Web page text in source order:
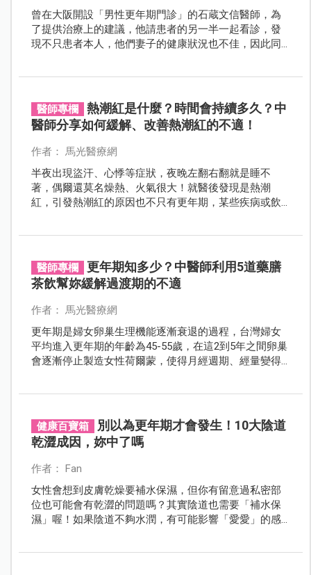
曾在大阪開設「男性更年期門診」的石蔵文信醫師，為
了提供治療上的建議，他請患者的另一半一起看診，發
現不只患者本人，他們妻子的健康狀況也不佳，因此同
成的》（八方出版）一書，雖然語出驚人，但在日本社
會獲得滿滿迴響，甚至於還衍生出相對詞「妻源病」，
讓不甘示弱的老公們也提出反擊。另一半果真是現代人
壓力最大的來源嗎？
醫師專欄
熱潮紅是什麼？時間會持續多久？中
醫師分享如何緩解、改善熱潮紅的不適！
作者： 馬光醫療網
半夜出現盜汗、心悸等症狀，夜晚左翻右翻就是睡不
著，偶爾還莫名燥熱、火氣很大！就醫後發現是熱潮
紅，引發熱潮紅的原因也不只有更年期，某些疾病或飲
醫師專欄
更年期知多少？中醫師利用5道藥膳
茶飲幫妳緩解過渡期的不適
作者： 馬光醫療網
更年期是婦女卵巢生理機能逐漸衰退的過程，台灣婦女
平均進入更年期的年齡為45-55歲，在這2到5年之間卵巢
會逐漸停止製造女性荷爾蒙，使得月經週期、經量變得
健康百寶箱
別以為更年期才會發生！10大陰道
乾澀成因，妳中了嗎
作者： Fan
女性會想到皮膚乾燥要補水保濕，但你有留意過私密部
位也可能會有乾澀的問題嗎？其實陰道也需要「補水保
濕」喔！如果陰道不夠水潤，有可能影響「愛愛」的感